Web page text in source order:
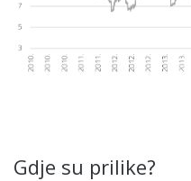
Gdje su prilike?